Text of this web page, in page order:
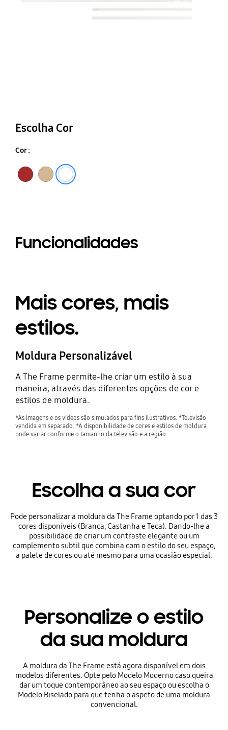
Escolha Cor
Cor :
Funcionalidades
Mais cores, mais
estilos.
Moldura Personalizável
A The Frame permite-lhe criar um estilo à sua
maneira, através das diferentes opções de cor e
estilos de moldura.
*As imagens e os vídeos são simulados para fins ilustrativos. *Televisão
vendida em separado. *A disponibilidade de cores e estilos de moldura
pode variar conforme o tamanho da televisão e a região.
Escolha a sua cor
Pode personalizar a moldura da The Frame optando por 1 das 3
cores disponíveis (Branca, Castanha e Teca). Dando-lhe a
possibilidade de criar um contraste elegante ou um
complemento subtil que combina com o estilo do seu espaço,
a palete de cores ou até mesmo para uma ocasião especial.
Personalize o estilo
da sua moldura
A moldura da The Frame está agora disponível em dois
modelos diferentes. Opte pelo Modelo Moderno caso queira
dar um toque contemporâneo ao seu espaço ou escolha o
Modelo Biselado para que tenha o aspeto de uma moldura
convencional.